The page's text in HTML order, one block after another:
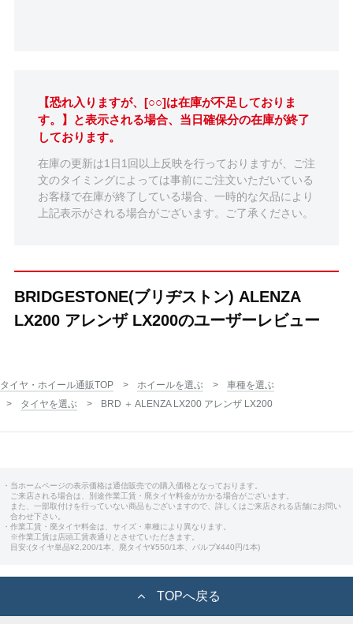
【恐れ入りますが、[○○]は在庫が不足しておりま
す。】と表示される場合、当日確保分の在庫が終了
しております。
在庫の更新は1日1回以上反映を行っておりますが、ご注
文のタイミングによっては事前にご注文いただいている
お客様で在庫が終了している場合、一時的な欠品により
上記表示がされる場合がございます。ご了承ください。
BRIDGESTONE(ブリヂストン) ALENZA
LX200 アレンザ LX200のユーザーレビュー
タイヤ・ホイール通販TOP ホイールを選ぶ
車種を選ぶ
タイヤを選ぶ
BRD ＋ ALENZA LX200 アレンザ LX200
・当ホームページの表示価格は通信販売での購入価格となっております。
ご来店される場合は、別途作業工賃・廃タイヤ料金がかかる場合がございます。
また、一部取付けを行っていない商品もございますので、詳しくはご来店される店舗にお問い
合わせ下さい。
・作業工賃・廃タイヤ料金は、サイズ・車種により異なります。
※作業工賃は店頭工賃表通りとさせていただきます。
目安:(タイヤ単品¥2,200/1本、廃タイヤ¥550/1本、バルブ¥440円/1本)
TOPへ戻る